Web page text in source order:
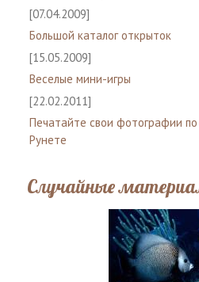
[07.04.2009]
Большой каталог открыток
[15.05.2009]
Веселые мини-игры
[22.02.2011]
Печатайте свои фотографии
Рунете
Случайные